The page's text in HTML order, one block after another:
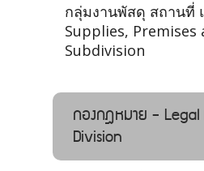
กลุ่มงานพัสดุ สถานที่
Supplies, Premises
Subdivision
กองกฎหมาย - Legal
Division